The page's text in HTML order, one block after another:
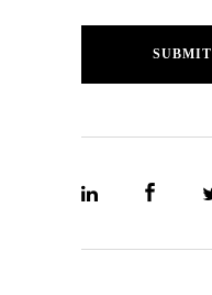
SUBMIT